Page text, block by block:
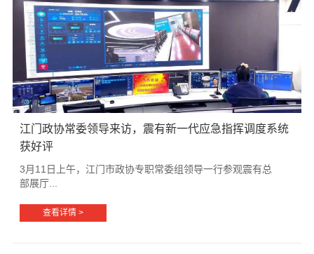
江门政协常委领导来访，震有新一代应急指挥调度系统
获好评
3月11日上午，江门市政协专职常委组领导一行参观震有总
部展厅...
查看详情 >